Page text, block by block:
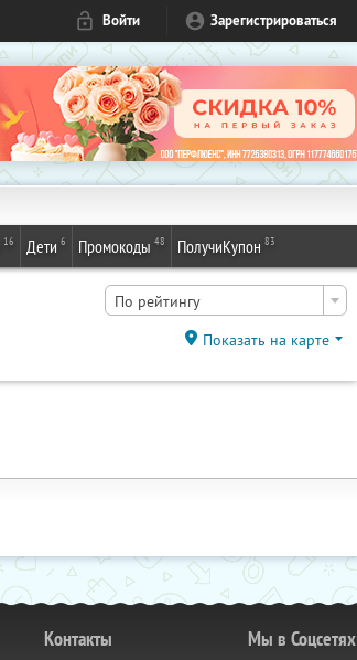
Войти Зарегистрироваться
16 Дети 6 Промокоды 48 ПолучиКупон 83
По рейтингу
Показать на карте
Контакты Мы в Соцсетях